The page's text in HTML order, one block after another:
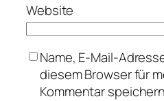
Website
Name, E-Mail-
diesem Browser für
Kommentar